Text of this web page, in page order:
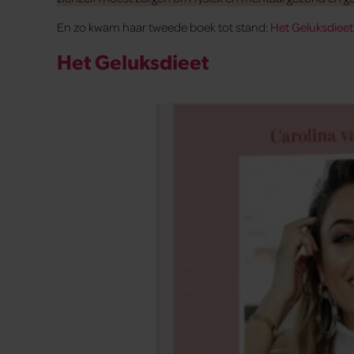
En zo kwam haar tweede boek tot stand: Het Geluksdieet
Het Geluksdieet